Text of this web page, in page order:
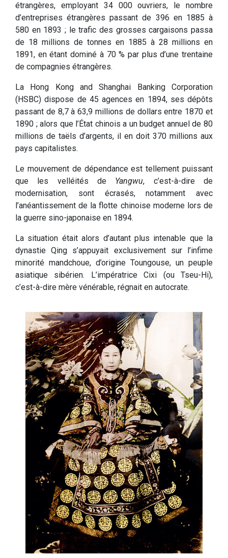
étrangères, employant 34 000 ouvriers, le nombre
d’entreprises étrangères passant de 396 en 1885 à
580 en 1893 ; le trafic des grosses cargaisons passa
de 18 millions de tonnes en 1885 à 28 millions en
1891, en étant dominé à 70 % par plus d’une trentaine
de compagnies étrangères.
La Hong Kong and Shanghai Banking Corporation
(HSBC) dispose de 45 agences en 1894, ses dépôts
passant de 8,7 à 63,9 millions de dollars entre 1870 et
1890 ; alors que l’État chinois a un budget annuel de 80
millions de taëls d’argents, il en doit 370 millions aux
pays capitalistes.
Le mouvement de dépendance est tellement puissant
que les velléités de Yangwu, c’est-à-dire de
modernisation, sont écrasés, notamment avec
l’anéantissement de la flotte chinoise moderne lors de
la guerre sino-japonaise en 1894.
La situation était alors d’autant plus intenable que la
dynastie Qing s’appuyait exclusivement sur l’infime
minorité mandchoue, d’origine Toungouse, un peuple
asiatique sibérien. L’impératrice Cixi (ou Tseu-Hi),
c’est-à-dire mère vénérable, régnait en autocrate.